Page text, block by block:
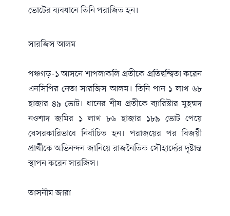
ভোটের ব্যবধানে তিনি পরাজিত হন।
সারজিস আলম
পঞ্চগড়-১ আসনে শাপলাকলি প্রতীকে প্রতিদ্বন্দ্বিতা করেন
এনসিপির নেতা সারজিস আলম। তিনি পান ১ লাখ ৬৮
হাজার ৪৯ ভোট। ধানের শীষ প্রতীকে ব্যারিস্টার মুহম্মদ
নওশাদ জমির ১ লাখ ৮৬ হাজার ১৮৯ ভোট পেয়ে
বেসরকারিভাবে নির্বাচিত হন। পরাজয়ের পর বিজয়ী
প্রার্থীকে অভিনন্দন জানিয়ে রাজনৈতিক সৌহার্দ্যের দৃষ্টান্ত
স্থাপন করেন সারজিস।
তাসনীম জারা